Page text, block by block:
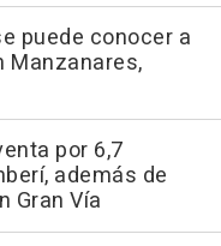
puede conocer a
por 6,7
además de
Gran Vía